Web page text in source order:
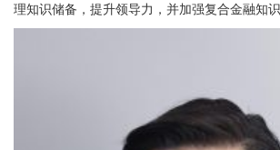
理知识储备，提升领导力，并加强复合金融知识